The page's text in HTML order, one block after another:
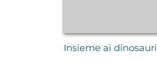
Insieme ai dinosauri